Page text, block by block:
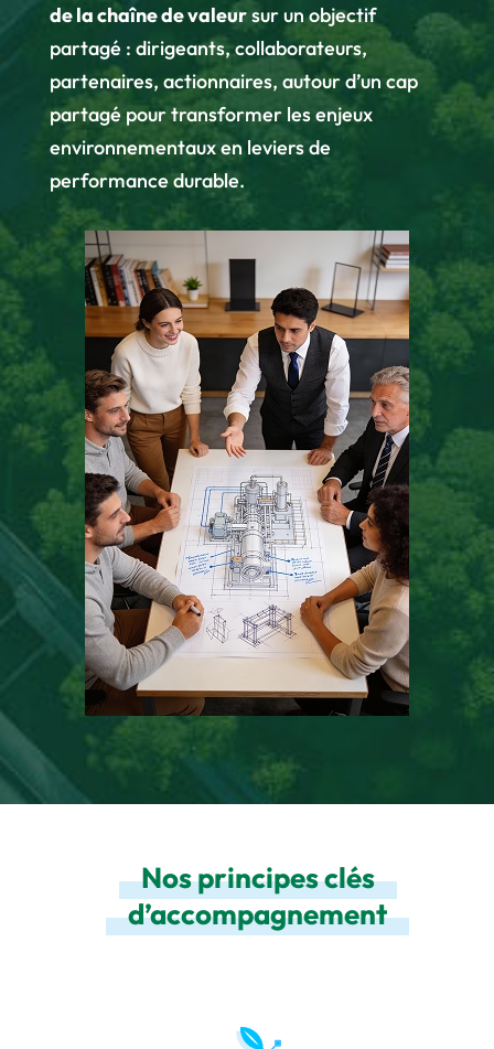
de la chaîne de valeursur un objectif
partagé : dirigeants, collaborateurs,
partenaires, actionnaires, autour d’un cap
partagé pour transformer les enjeux
environnementaux en leviers de
performance durable.
Nos principes clés
d’accompagnement